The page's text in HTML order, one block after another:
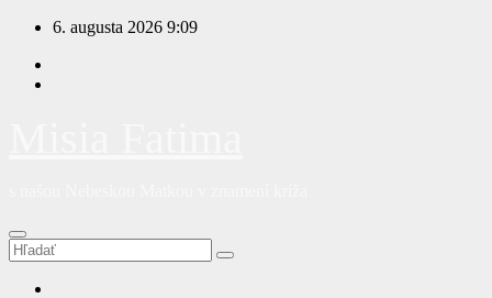
Prejsť
obsah
6. augusta 2026 9:09